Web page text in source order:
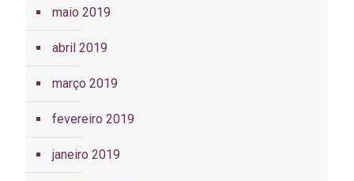
maio 2019
abril 2019
março 2019
fevereiro 2019
janeiro 2019